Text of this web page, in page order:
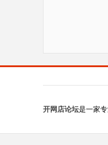
开网店论坛是一家